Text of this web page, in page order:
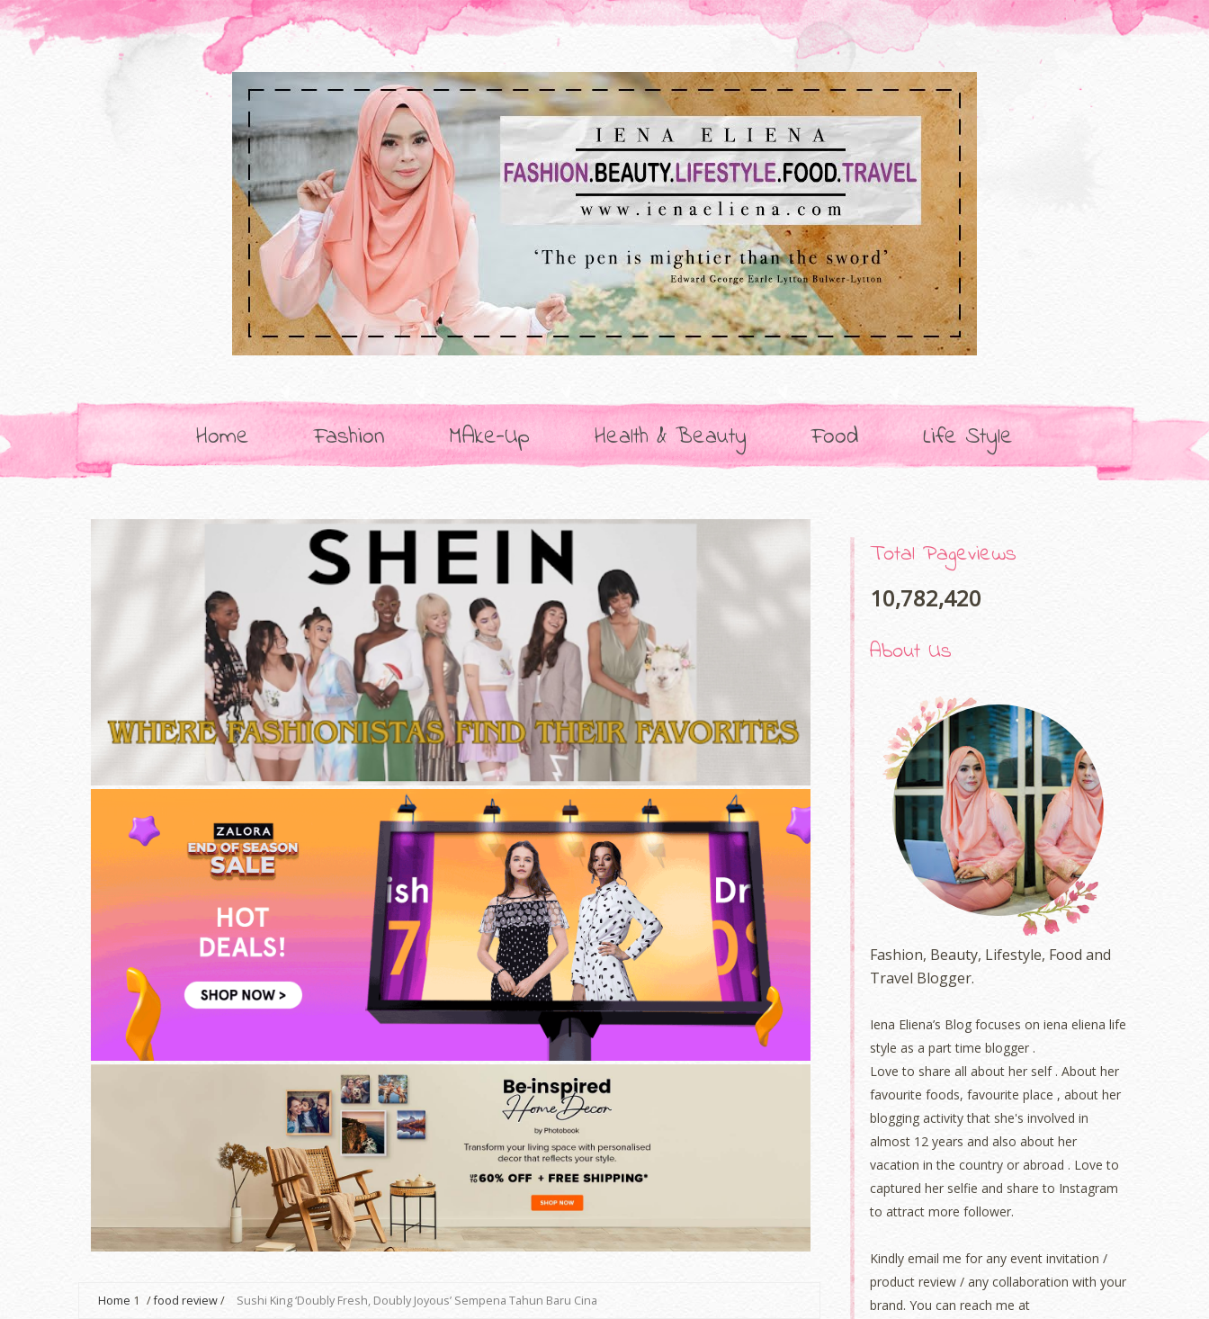
Home Fashion MAke-Up Health & Beauty Food Life Style
Home 1 /food review/ Sushi King ‘Doubly Fresh, Doubly Joyous’ Sempena Tahun Baru Cina
Total Pageviews
10,782,420
About Us
Fashion, Beauty, Lifestyle, Food and
Travel Blogger.
Iena Eliena’s Blog focuses on iena eliena life
style as a part time blogger .
Love to share all about her self . About her
favourite foods, favourite place , about her
blogging activity that she's involved in
almost 12 years and also about her
vacation in the country or abroad . Love to
captured her selfie and share to Instagram
to attract more follower.
Kindly email me for any event invitation /
product review / any collaboration with your
brand. You can reach me at